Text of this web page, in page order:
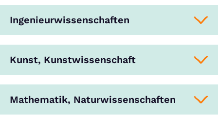
Ingenieurwissenschaften
Kunst, Kunstwissenschaft
Mathematik, Naturwissenschaften